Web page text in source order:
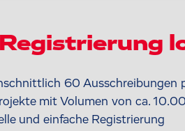
Registrierung
60 Ausschreibungen
mit Volumen von ca.
und einfache Registrierung